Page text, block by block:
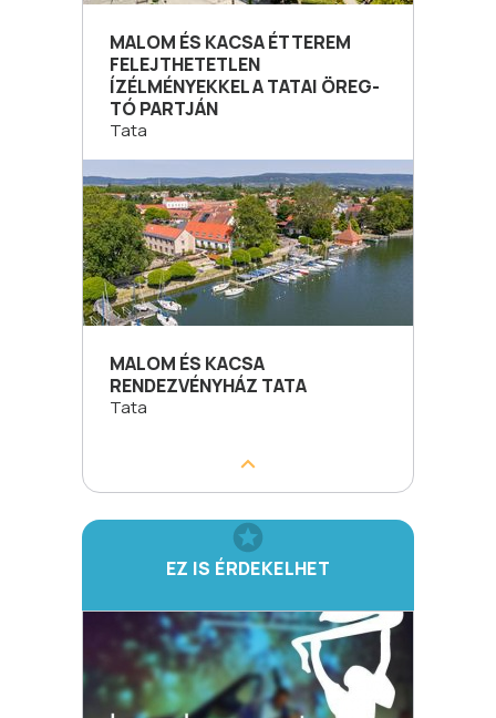
MALOM ÉS KACSA ÉTTEREM
FELEJTHETETLEN
ÍZÉLMÉNYEKKEL A TATAI ÖREG-
TÓ PARTJÁN
Tata
MALOM ÉS KACSA
RENDEZVÉNYHÁZ TATA
Tata
EZ IS ÉRDEKELHET